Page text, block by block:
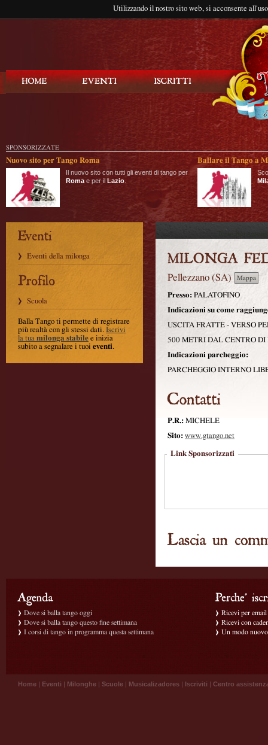
Utilizzando il nostro sito web, si acconsente
SPONSORIZZATE
Nuovo sito per Tango Roma
Il nuovo sito con tutti gli eventi di tango per
Roma e per il Lazio
Ballare il Tango a
Eventi della milonga
Scuola
Balla Tango ti permette di registrare
più realtà con gli stessi dati. Iscrivi
la tua milonga stabile e inizia
subito a segnalare i tuoi eventi.
Pellezzano (SA) Mappa
Presso: PALATOFINO
Indicazioni su come
USCITA FRATTE - VERSO
500 METRI DAL CENTRO DI
Indicazioni parcheggio:
PARCHEGGIO INTERNO
P.R.: MICHELE
Sito: www.gtango.net
Link Sponsorizzati
Dove si balla tango oggi
Dove si balla tango questo fine settimana
I corsi di tango in programma questa settimana
Ricevi per
Ricevi con
Un modo
Home | Eventi | Milonghe | Scuole | Musicalizadores | Iscriviti | Centro